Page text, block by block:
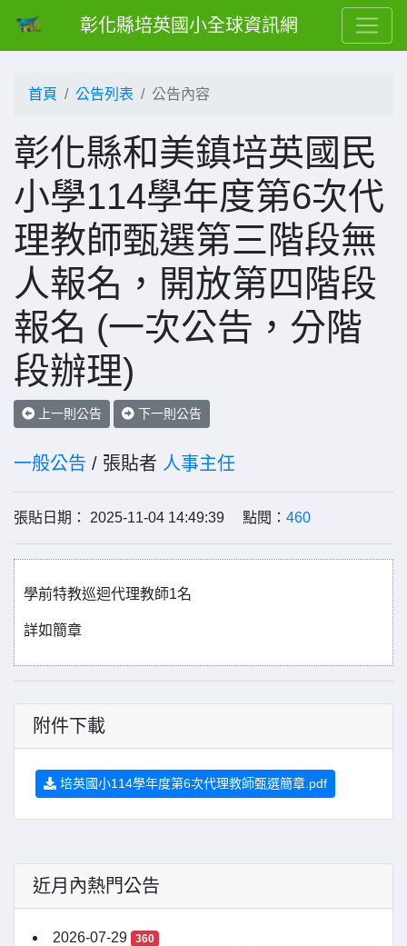
彰化縣培英國小全球資訊網
首頁 公告列表 公告內容
彰化縣和美鎮培英國民
小學114學年度第6次代
理教師甄選第三階段無
人報名，開放第四階段
報名 (一次公告，分階
段辦理)
上一則公告 下一則公告
一般公告 / 張貼者 人事主任
張貼日期： 2025-11-04 14:49:39 點閱： 460
學前特教巡迴代理教師1名
詳如簡章
附件下載
培英國小114學年度第6次代理教師甄選簡章.pdf
近月內熱門公告
2026-07-29 360